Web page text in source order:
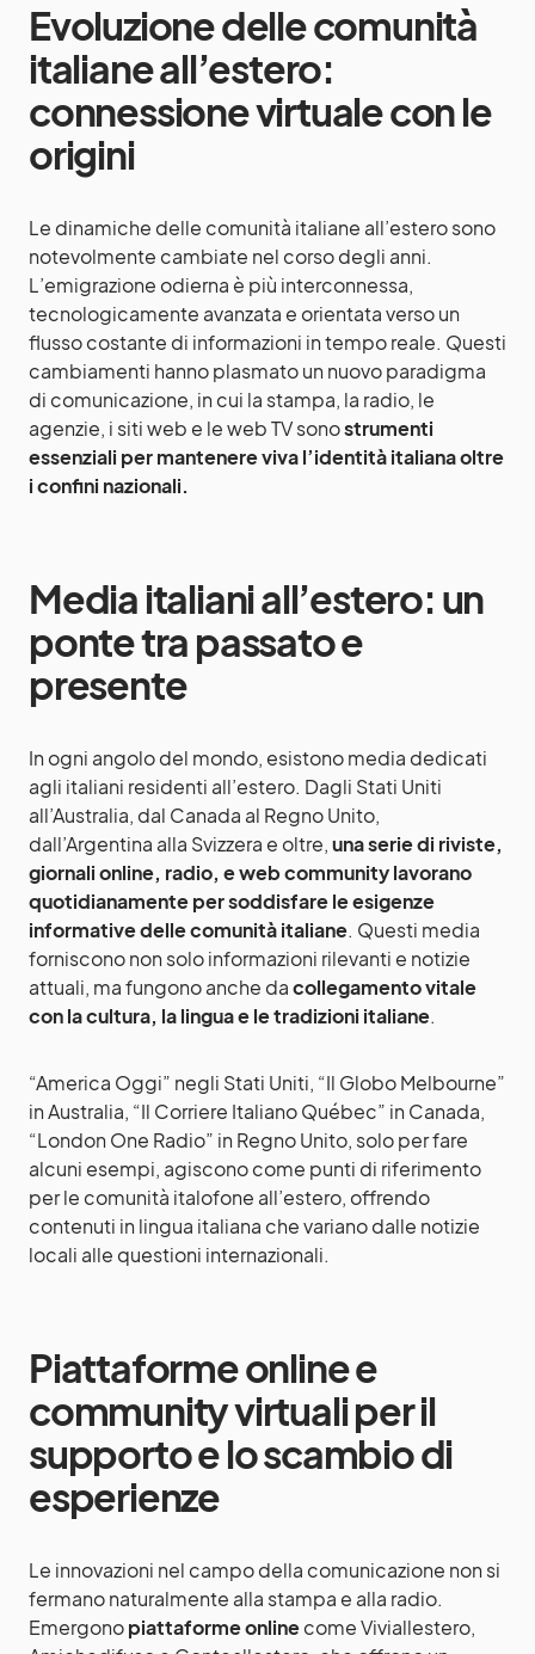
Evoluzione delle comunità
italiane all’estero:
connessione virtuale con le
origini
Le dinamiche delle comunità italiane all’estero sono
notevolmente cambiate nel corso degli anni.
L’emigrazione odierna è più interconnessa,
tecnologicamente avanzata e orientata verso un
flusso costante di informazioni in tempo reale. Questi
cambiamenti hanno plasmato un nuovo paradigma
di comunicazione, in cui la stampa, la radio, le
agenzie, i siti web e le web TV sonostrumenti
essenziali per mantenere viva l’identità italiana oltre
i confini nazionali.
Media italiani all’estero: un
ponte tra passato e
presente
In ogni angolo del mondo, esistono media dedicati
agli italiani residenti all’estero. Dagli Stati Uniti
all’Australia, dal Canada al Regno Unito,
dall’Argentina alla Svizzera e oltre,una serie di riviste,
giornali online, radio, e web community lavorano
quotidianamente per soddisfare le esigenze
informative delle comunità italiane. Questi media
forniscono non solo informazioni rilevanti e notizie
attuali, ma fungono anche dacollegamento vitale
con la cultura, la lingua e le tradizioni italiane.
“America Oggi” negli Stati Uniti, “Il Globo Melbourne”
in Australia, “Il Corriere Italiano Québec” in Canada,
“London One Radio” in Regno Unito, solo per fare
alcuni esempi, agiscono come punti di riferimento
per le comunità italofone all’estero, offrendo
contenuti in lingua italiana che variano dalle notizie
locali alle questioni internazionali.
Piattaforme online e
community virtuali per il
supporto e lo scambio di
esperienze
Le innovazioni nel campo della comunicazione non si
fermano naturalmente alla stampa e alla radio.
Emergonopiattaforme onlinecome Viviallestero,